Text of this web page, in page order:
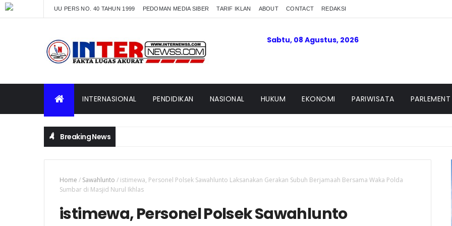
UU PERS NO. 40 TAHUN 1999 PEDOMAN MEDIA SIBER TARIF IKLAN ABOUT CONTACT REDAKSI
Sabtu, 08 Agustus, 2026
INTERNASIONAL PENDIDIKAN NASIONAL HUKUM EKONOMI PARIWISATA PARLEMENT
Breaking News
Home / Sawahlunto / istimewa, Personel Polsek Sawahlunto Laksanakan Gerakan Subuh Berjamaah Bersama Waka Polda
Sumbar di Masjid Nurul Ikhlas
istimewa, Personel Polsek Sawahlunto